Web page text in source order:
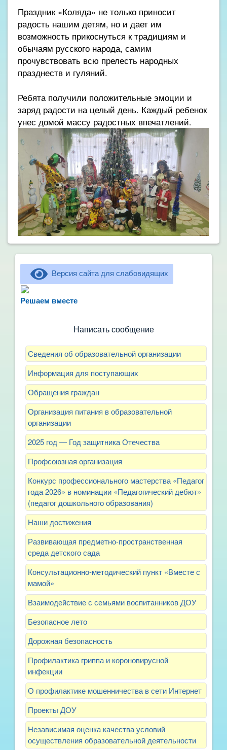
Праздник «Коляда» не только приносит
радость нашим детям, но и дает им
возможность прикоснуться к традициям и
обычаям русского народа, самим
прочувствовать всю прелесть народных
празднеств и гуляний.
Ребята получили положительные эмоции и
заряд радости на целый день. Каждый ребенок
унес домой массу радостных впечатлений.
Версия сайта для слабовидящих
Решаем вместерассказать о воспитателях? Знаете, как
Написать сообщение
Сведения об образовательной организации
Информация для поступающих
Обращения граждан
Организация питания в образовательной
организации
2025 год — Год защитника Отечества
Профсоюзная организация
Конкурс профессионального мастерства «Педагог
года 2026» в номинации «Педагогический дебют»
(педагог дошкольного образования)
Наши достижения
Развивающая предметно-пространственная
среда детского сада
Консультационно-методический пункт «Вместе с
мамой»
Взаимодействие с семьями воспитанников ДОУ
Безопасное лето
Дорожная безопасность
Профилактика гриппа и короновирусной
инфекции
О профилактике мошенничества в сети Интернет
Проекты ДОУ
Независимая оценка качества условий
осуществления образовательной деятельности